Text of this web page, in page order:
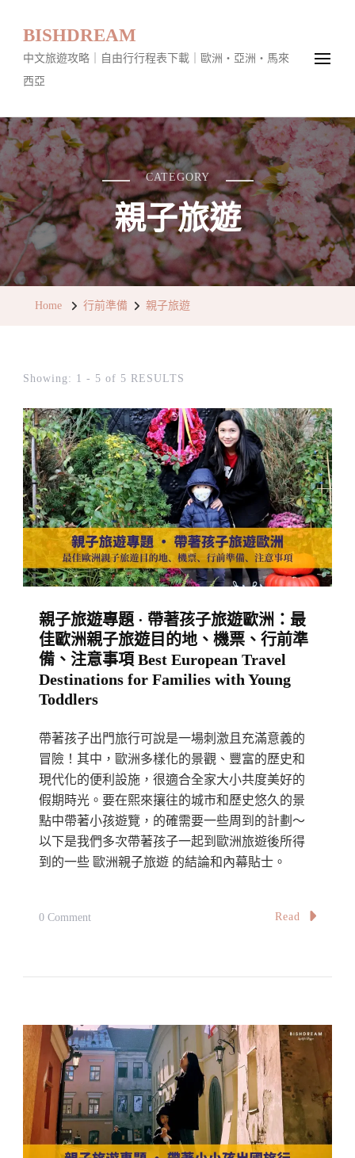
BISHDREAM
中文旅遊攻略｜自由行行程表下載｜歐洲・亞洲・馬來
西亞
CATEGORY
親子旅遊
Home 行前準備 親子旅遊
Showing: 1 - 5 of 5 RESULTS
親子旅遊專題 · 帶著孩子旅遊歐洲：最
佳歐洲親子旅遊目的地、機票、行前準
備、注意事項 Best European Travel
Destinations for Families with Young
Toddlers
帶著孩子出門旅行可說是一場刺激且充滿意義的
冒險！其中，歐洲多樣化的景觀、豐富的歷史和
現代化的便利設施，很適合全家大小共度美好的
假期時光。要在熙來攘往的城市和歷史悠久的景
點中帶著小孩遊覽，的確需要一些周到的計劃～
以下是我們多次帶著孩子一起到歐洲旅遊後所得
到的一些 歐洲親子旅遊 的結論和內幕貼士。
0 CommentOn
專
題
· 帶
著
孩
子
Read